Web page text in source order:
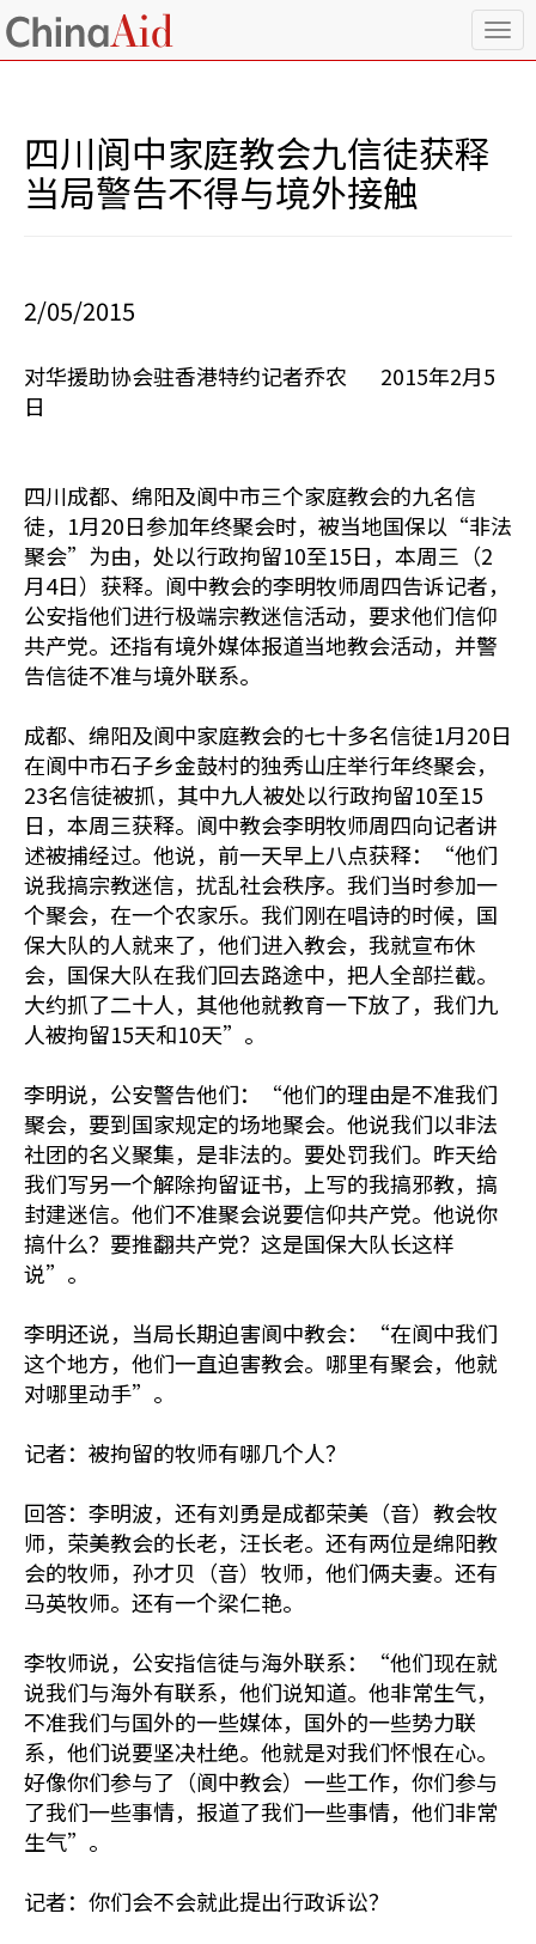
T
o
四川阆中家庭教会九信徒获释
当局警告不得与境外接触
2/05/2015
对华援助协会驻香港特约记者乔农 2015年2月5
日
四川成都、绵阳及阆中市三个家庭教会的九名信
徒，1月20日参加年终聚会时，被当地国保以“非法
聚会”为由，处以行政拘留10至15日，本周三（2
月4日）获释。阆中教会的李明牧师周四告诉记者，
公安指他们进行极端宗教迷信活动，要求他们信仰
共产党。还指有境外媒体报道当地教会活动，并警
告信徒不准与境外联系。
成都、绵阳及阆中家庭教会的七十多名信徒1月20日
在阆中市石子乡金鼓村的独秀山庄举行年终聚会，
23名信徒被抓，其中九人被处以行政拘留10至15
日，本周三获释。阆中教会李明牧师周四向记者讲
述被捕经过。他说，前一天早上八点获释：“他们
说我搞宗教迷信，扰乱社会秩序。我们当时参加一
个聚会，在一个农家乐。我们刚在唱诗的时候，国
保大队的人就来了，他们进入教会，我就宣布休
会，国保大队在我们回去路途中，把人全部拦截。
大约抓了二十人，其他他就教育一下放了，我们九
人被拘留15天和10天”。
李明说，公安警告他们：“他们的理由是不准我们
聚会，要到国家规定的场地聚会。他说我们以非法
社团的名义聚集，是非法的。要处罚我们。昨天给
我们写另一个解除拘留证书，上写的我搞邪教，搞
封建迷信。他们不准聚会说要信仰共产党。他说你
搞什么？要推翻共产党？这是国保大队长这样
说”。
李明还说，当局长期迫害阆中教会：“在阆中我们
这个地方，他们一直迫害教会。哪里有聚会，他就
对哪里动手”。
记者：被拘留的牧师有哪几个人？
回答：李明波，还有刘勇是成都荣美（音）教会牧
师，荣美教会的长老，汪长老。还有两位是绵阳教
会的牧师，孙才贝（音）牧师，他们俩夫妻。还有
马英牧师。还有一个梁仁艳。
李牧师说，公安指信徒与海外联系：“他们现在就
说我们与海外有联系，他们说知道。他非常生气，
不准我们与国外的一些媒体，国外的一些势力联
系，他们说要坚决杜绝。他就是对我们怀恨在心。
好像你们参与了（阆中教会）一些工作，你们参与
了我们一些事情，报道了我们一些事情，他们非常
生气”。
记者：你们会不会就此提出行政诉讼？